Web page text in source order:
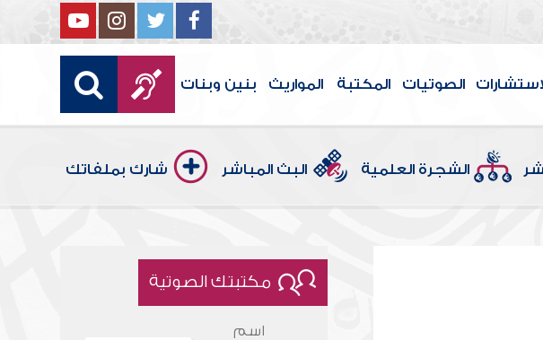
الصوتيات المكتبة المواريث بنين وبنات
الشجرة العلمية البث المباشر شارك بملفاتك
مكتبتك الصوتية
اسم